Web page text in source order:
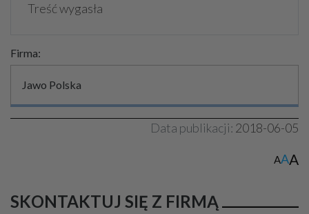
Treść wygasła
Firma:
Jawo Polska
Data publikacji: 2018-06-05
AAA
SKONTAKTUJ SIĘ Z FIRMĄ